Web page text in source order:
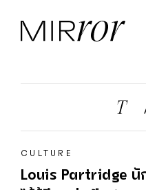
CULTURE
Louis Partridge นั